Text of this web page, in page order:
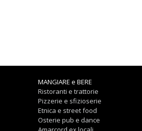
MANGIARE e BERE
Ristoranti e trattorie
Pizzerie e sfizioserie
Etnica e street food
Osterie pub e dance